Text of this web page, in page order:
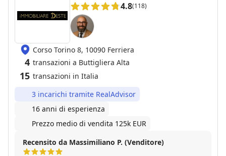
4.8(118)
Corso Torino 8, 10090 Ferriera
4 transazioni a Buttigliera Alta
15 transazioni in Italia
3 incarichi tramite RealAdvisor
16 anni di esperienza
Prezzo medio di vendita 125k EUR
Recensito da Massimiliano P. (Venditore)